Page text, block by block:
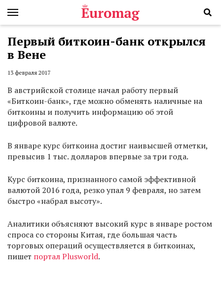
Первый биткоин-банк открылся
в Вене
13 февраля 2017
В австрийской столице начал работу первый
«Биткоин-банк», где можно обменять наличные на
биткоины и получить информацию об этой
цифровой валюте.
В январе курс биткоина достиг наивысшей отметки,
превысив 1 тыс. долларов впервые за три года.
Курс биткоина, признанного самой эффективной
валютой 2016 года, резко упал 9 февраля, но затем
быстро «набрал высоту».
Аналитики объясняют высокий курс в январе ростом
спроса со стороны Китая, где большая часть
торговых операций осуществляется в биткоинах,
пишет портал Plusworld.